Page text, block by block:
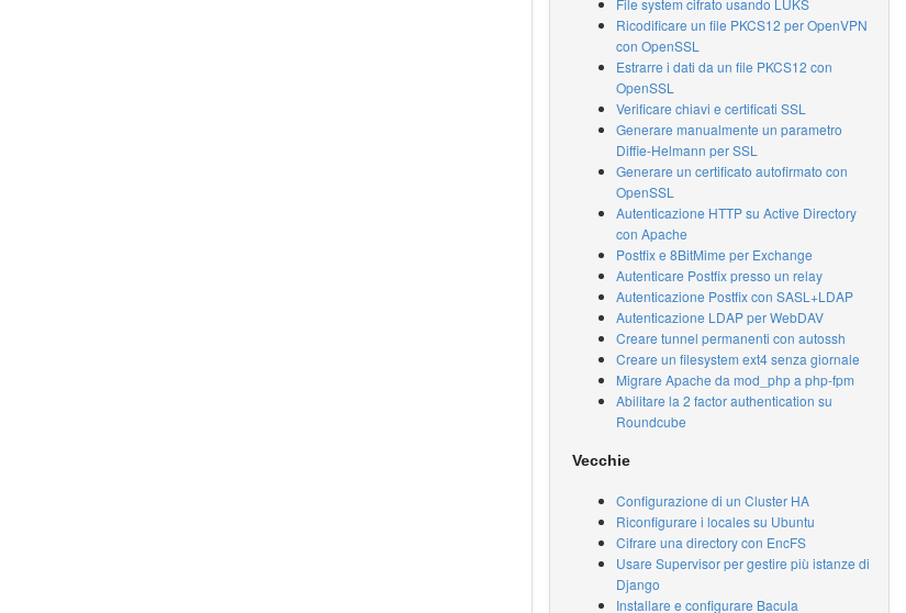
Ricodificare un file PKCS12 per OpenVPN
con OpenSSL
Estrarre i dati da un file PKCS12 con
OpenSSL
Verificare chiavi e certificati SSL
Generare manualmente un parametro
Diffie-Helmann per SSL
Generare un certificato autofirmato con
OpenSSL
Autenticazione HTTP su Active Directory
con Apache
Postfix e 8BitMime per Exchange
Autenticare Postfix presso un relay
Autenticazione Postfix con SASL+LDAP
Autenticazione LDAP per WebDAV
Creare tunnel permanenti con autossh
Creare un filesystem ext4 senza giornale
Migrare Apache da mod_php a php-fpm
Abilitare la 2 factor authentication su
Roundcube
Vecchie
Configurazione di un Cluster HA
Riconfigurare i locales su Ubuntu
Cifrare una directory con EncFS
Usare Supervisor per gestire più istanze di
Django
Installare e configurare Bacula